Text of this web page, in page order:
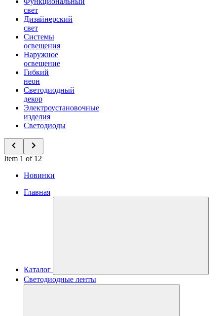
свет
Дизайнерский
свет
Системы
освещения
Наружное
освещение
Гибкий
неон
Светодиодный
декор
Электроустановочные
изделия
Светодиоды
Item 1 of 12
Новинки
Главная
Каталог
Светодиодные ленты